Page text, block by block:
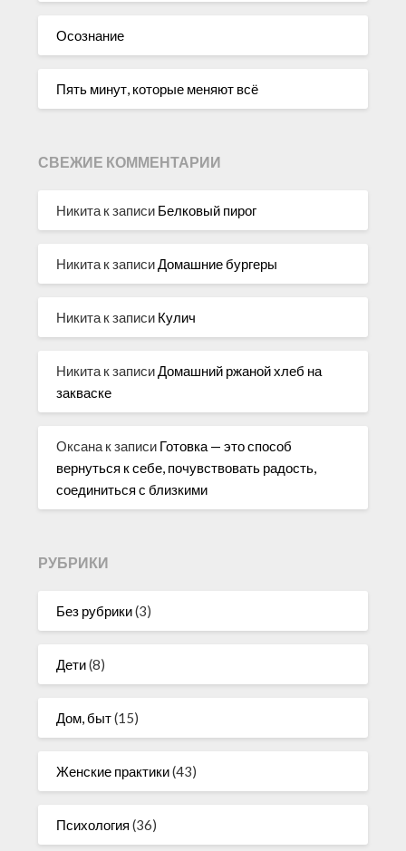
Осознание
Пять минут, которые меняют всё
СВЕЖИЕ КОММЕНТАРИИ
Никита к записи Белковый пирог
Никита к записиДомашние бургеры
Никита к записи Кулич
Никита к записиДомашний ржаной хлеб на
закваске
Оксана к записи Готовка — это способ
вернуться к себе, почувствовать радость,
соединиться с близкими
РУБРИКИ
Без рубрики(3)
Дети(8)
Дом, быт(15)
Женские практики(43)
Психология (36)